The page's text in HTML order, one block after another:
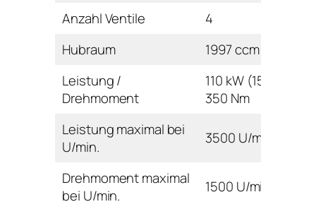
Anzahl Ventile
4
Hubraum
1997 ccm
Leistung /
Drehmoment
110 kW (150 PS) /
350 Nm
Leistung maximal bei
U/min.
3500 U/min
Drehmoment maximal
bei U/min.
1500 U/min